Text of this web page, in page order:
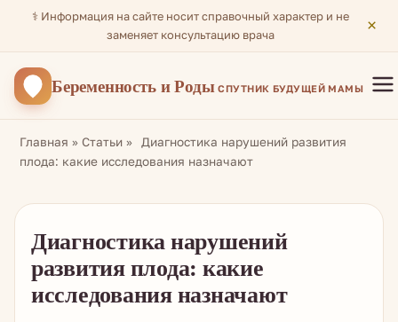
⚕️ Информация на сайте носит справочный характер и не
заменяет консультацию врача
×
Беременностьи Роды СПУТНИК БУДУЩЕЙ МАМЫ
Главная » Статьи » Диагностика нарушений развития
плода: какие исследования назначают
Диагностика нарушений
развития плода: какие
исследования назначают